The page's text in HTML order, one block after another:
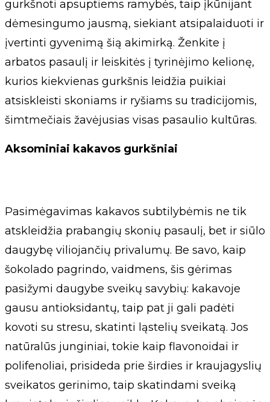
gurkšnoti apsuptiems ramybės, taip įkūnijant
dėmesingumo jausmą, siekiant atsipalaiduoti ir
įvertinti gyvenimą šią akimirką. Ženkite į
arbatos pasaulį ir leiskitės į tyrinėjimo kelionę,
kurios kiekvienas gurkšnis leidžia puikiai
atsiskleisti skoniams ir ryšiams su tradicijomis,
šimtmečiais žavėjusias visas pasaulio kultūras.
Aksominiai kakavos gurkšniai
Pasimėgavimas kakavos subtilybėmis ne tik
atskleidžia prabangių skonių pasaulį, bet ir siūlo
daugybę viliojančių privalumų. Be savo, kaip
šokolado pagrindo, vaidmens, šis gėrimas
pasižymi daugybe sveikų savybių: kakavoje
gausu antioksidantų, taip pat ji gali padėti
kovoti su stresu, skatinti ląstelių sveikatą. Jos
natūralūs junginiai, tokie kaip flavonoidai ir
polifenoliai, prisideda prie širdies ir kraujagyslių
sveikatos gerinimo, taip skatindami sveiką